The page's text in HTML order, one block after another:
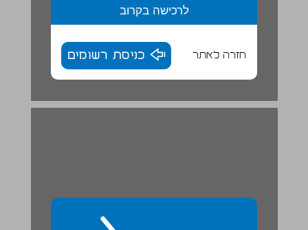
לרכישה בקרוב
חזרה לאתר כניסת רשומים